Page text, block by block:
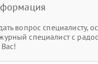
вопрос специалисту,
специалист с